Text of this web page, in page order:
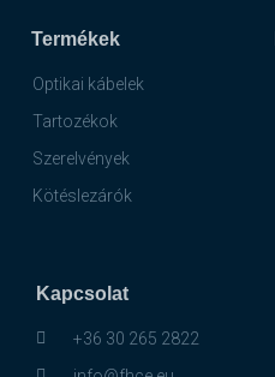
Termékek
Optikai kábelek
Tartozékok
Szerelvények
Kötéslezárók
Kapcsolat
+36 30 265 2822